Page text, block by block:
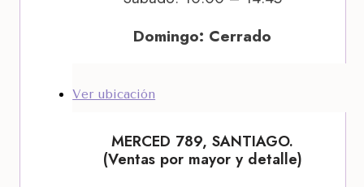
Domingo: Cerrado
Ver ubicación
MERCED 789, SANTIAGO.
(Ventas por mayor y detalle)